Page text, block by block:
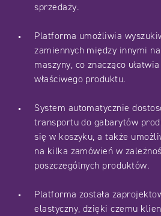
sprzedaży.
Platforma umożliwia
zamiennych między innymi
maszyny, co znacząco
właściwego produktu.
System automatycznie
transportu do gabarytów
się w koszyku, a także
na kilka zamówień w
poszczególnych produktów.
Platforma została
elastyczny, dzięki czemu